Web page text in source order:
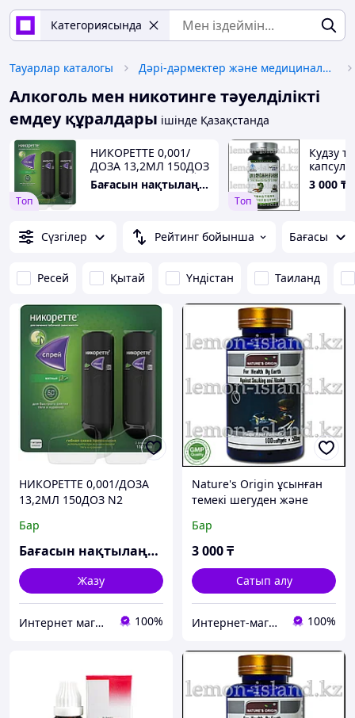
Категориясында
Тауарлар каталогы Дәрі-дәрмектер және медициналық өнімдер
Алкоголь мен никотинге тәуелділікті
емдеу құралдары ішінде Қазақстанда
Tоп
НИКОРЕТТЕ 0,001/
ДОЗА 13,2МЛ 150ДОЗ
N2 БӨТЕЛКЕ СПРЕЙІ
Д/ЖАЛБЫЗ ДОЗАСЫ
Бағасын нақтылаңыз
Tоп
Кудзу
3 000 ₸
Сүзгілер Рейтинг бойынша Бағасы
Ресей Қытай Үндістан Таиланд
НИКОРЕТТЕ 0,001/ДОЗА
13,2МЛ 150ДОЗ N2
ЖАЛБЫЗ ДОЗАСЫ
ШВЕЦИЯ
Бар
Бағасын нақтылаңыз
Жазу
Интернет магазин (1medexpress.ru) 100%
Nature's Origin ұсынған
темекі шегуден және
тартуға арналған кешен,
100 капс.
Бар
3 000₸
Сатып алу
Интернет-магазин "Лимонный островок" 100%